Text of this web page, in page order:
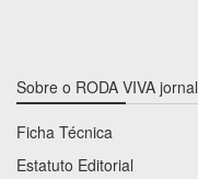
Sobre o RODA VIVA jornal
Ficha Técnica
Estatuto Editorial